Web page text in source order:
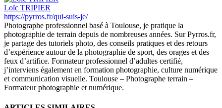
Loïc TRIPIER
https://pyrros.fr/qui-suis-je/
Photographe professionnel basé à Toulouse, je pratique la
photographie de terrain depuis de nombreuses années. Sur Pyrros.fr,
je partage des tutoriels photo, des conseils pratiques et des retours
d’expérience autour de la photographie de sport, des orages et des
feux d’artifice. Formateur professionnel d’adultes certifié,
j’interviens également en formation photographie, culture numérique
et communication visuelle. Toulouse – Photographe terrain –
Formateur photographie et numérique.